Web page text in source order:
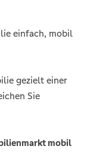
einfach, mobil
gezielt einer
Sie
mobil